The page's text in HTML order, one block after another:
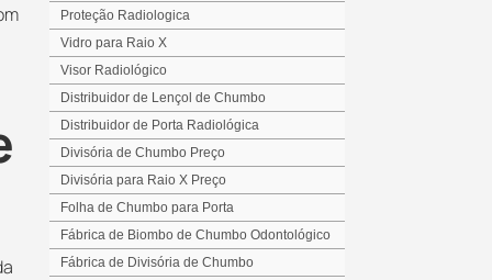
Proteção Radiologica
Vidro para Raio X
Visor Radiológico
Distribuidor de Lençol de Chumbo
Distribuidor de Porta Radiológica
Divisória de Chumbo Preço
Divisória para Raio X Preço
Folha de Chumbo para Porta
Fábrica de Biombo de Chumbo Odontológico
Fábrica de Divisória de Chumbo